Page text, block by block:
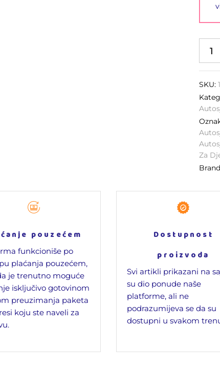
SKU:
Za
pouzećem
funkcioniše po
plaćanja pouzećem,
je trenutno moguće
isključivo gotovinom
preuzimanja paketa
koju ste naveli za
Dostupnost
proizvoda
Svi artikli prikazani na
su dio ponude naše
platforme, ali ne
podrazumijeva se da su
dostupni u svakom